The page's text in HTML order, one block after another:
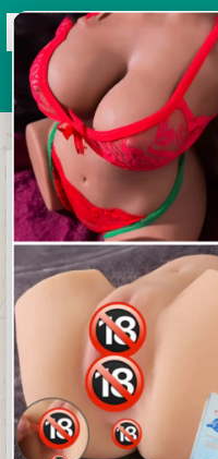
Grupos
GRUPO